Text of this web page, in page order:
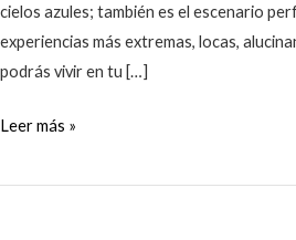
cielos azules; también es el escenario
experiencias más extremas, locas,
podrás vivir en tu […]
Leer más »